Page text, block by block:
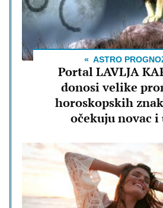
ASTRO
Portal LAVLJA
donosi velike
horoskopskih
očekuju novac i